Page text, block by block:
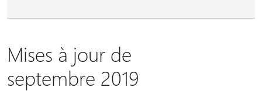
Mises à jour de
septembre 2019